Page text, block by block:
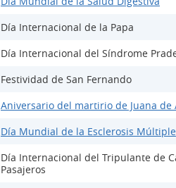
Día Internacional de la Papa
Día Internacional del Síndrome
Festividad de San Fernando
Aniversario del martirio de Juana de
Día Mundial de la Esclerosis Múltiple
Día Internacional del Tripulante de
Pasajeros